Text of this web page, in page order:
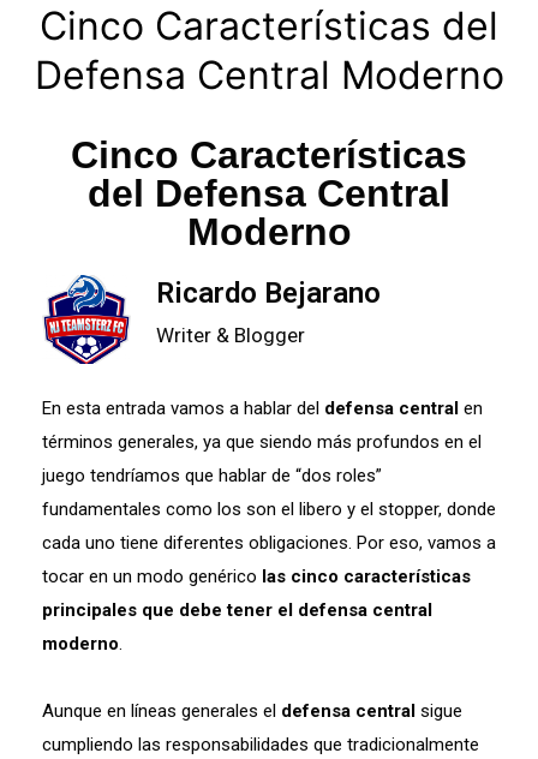
Cinco Características del
Defensa Central Moderno
Cinco Características
del Defensa Central
Moderno
Ricardo Bejarano
Writer & Blogger
En esta entrada vamos a hablar del defensa central en
términos generales, ya que siendo más profundos en el
juego tendríamos que hablar de “dos roles”
fundamentales como los son el libero y el stopper, donde
cada uno tiene diferentes obligaciones. Por eso, vamos a
tocar en un modo genérico las cinco características
principales que debe tener el defensa central
moderno.
Aunque en líneas generales el defensa central sigue
cumpliendo las responsabilidades que tradicionalmente